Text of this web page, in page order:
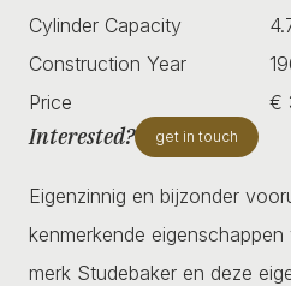
Cylinder Capacity
Construction Year
Price
€
Interested? get in touch
Eigenzinnig en bijzonder
kenmerkende
merk Studebaker en deze